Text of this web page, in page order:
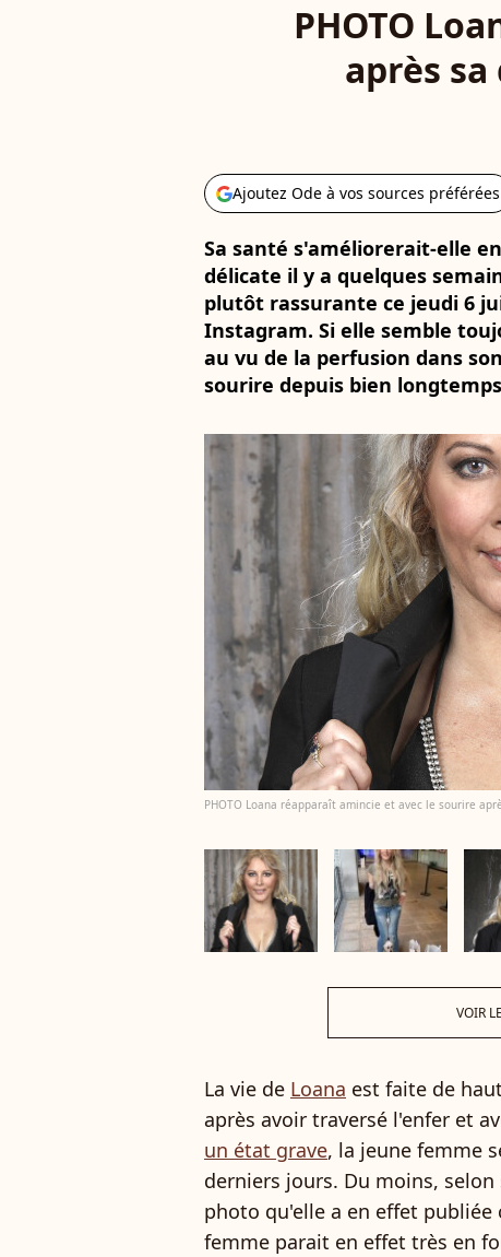
PHOTO
après
Ajoutez Ode à vos sources préférées
Sa santé s'améliorerait-elle
délicate il y a quelques
plutôt rassurante ce jeudi 6
Instagram. Si elle semble
au vu de la perfusion dans
sourire depuis bien
PHOTO Loana réapparaît amincie et avec le sourire
VOIR
La vie de Loana est faite de
après avoir traversé l'enfer et
un état grave, la jeune femme
derniers jours. Du moins,
photo qu'elle a en effet
femme parait en effet très en